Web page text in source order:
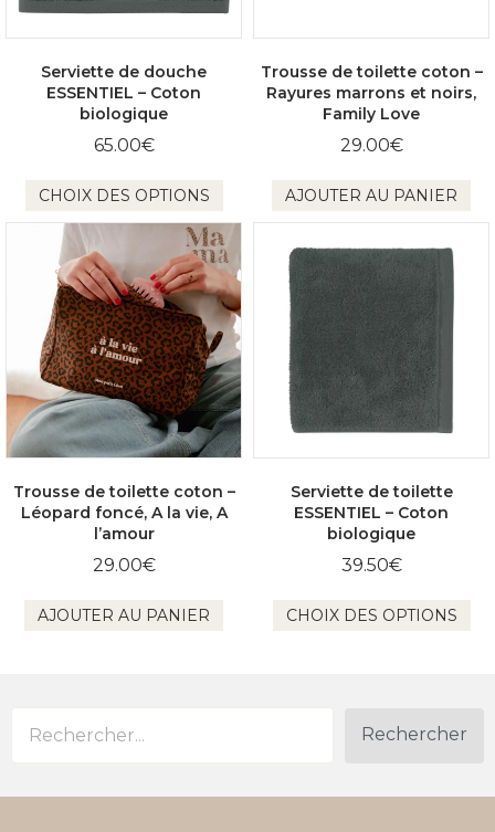
Serviette de douche
ESSENTIEL – Coton
biologique
65.00€
CHOIX DES OPTIONS
a
plusieurs
variations.
Les
options
peuvent
être
choisies
sur
la
page
du
Trousse de toilette coton –
Rayures marrons et noirs,
Family Love
29.00€
AJOUTER AU PANIER
Trousse de toilette coton –
Léopard foncé, A la vie, A
l’amour
29.00€
AJOUTER AU PANIER
Serviette de toilette
ESSENTIEL – Coton
biologique
39.50€
CHOIX DES OPTIONS
Rechercher